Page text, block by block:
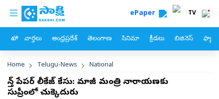
Skip to main content
custom menu ePaper TV
హోం వార్తలు ఆంధ్రప్రదేశ్ తెలంగాణ సినిమా క్రీడలు బిజినెస్
Breadcrumb
Home Telugu-News National
టెన్త్‌ పేపర్‌ లీకేజ్‌ కేసు: మాజీ మంత్రి నారాయణకు
సుప్రీంలో చుక్కెదురు